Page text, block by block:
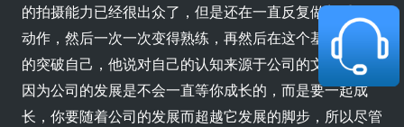
的拍摄能力已经很出众了，但是还在一直反复做着重复的
动作，然后一次一次变得熟练，再然后在这个基础上不断
的突破自己，他说对自己的认知来源于公司的文化认知，
因为公司的发展是不会一直等你成长的，而是要一起成
长，你要随着公司的发展而超越它发展的脚步，所以尽管